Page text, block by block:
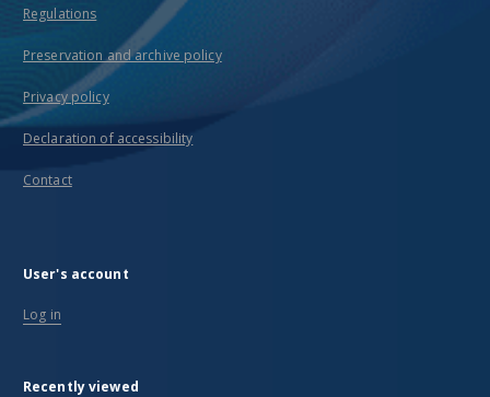
Regulations
Preservation and archive policy
Privacy policy
Declaration of accessibility
Contact
User's account
Log in
Recently viewed